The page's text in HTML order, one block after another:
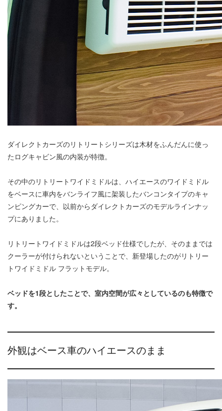
ダイレクトカーズのリトリートシリーズは木材をふんだんに使っ
たログキャビン風の内装が特徴。
その中のリトリートワイドミドルは、ハイエースのワイドミドル
をベースに車内をバンライフ風に架装したバンコンタイプのキャ
ンピングカーで、以前からダイレクトカーズのモデルラインナッ
プにありました。
リトリートワイドミドルは2段ベッド仕様でしたが、そのままでは
クーラーが付けられないということで、新登場したのがリトリー
トワイドミドル フラットモデル。
ベッドを1段としたことで、室内空間が広々としているのも特徴で
す。
外観はベース車のハイエースのまま